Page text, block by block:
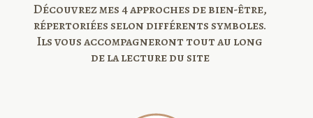
Découvrez mes 4 approches de bien-être,
répertoriées selon différents symboles.
Ils vous accompagneront tout au long
de la lecture du site